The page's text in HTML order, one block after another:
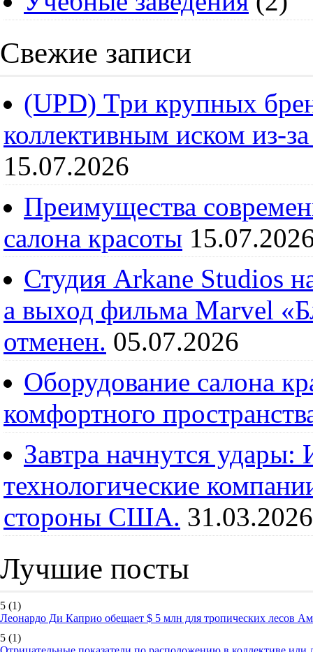
Свежие записи
(UPD) Три крупных
коллективным иском из-
15.07.2026
Преимущества
салона красоты
Студия Arkane Studios
а выход фильма Marvel
отменен. 05.07.2026
Оборудование салона
комфортного
Завтра начнутся
технологические
стороны США. 31.03.2026
Лучшие посты
5 (1)
Леонардо Ди Каприо обещает $ 5 млн для тропических лесов
5 (1)